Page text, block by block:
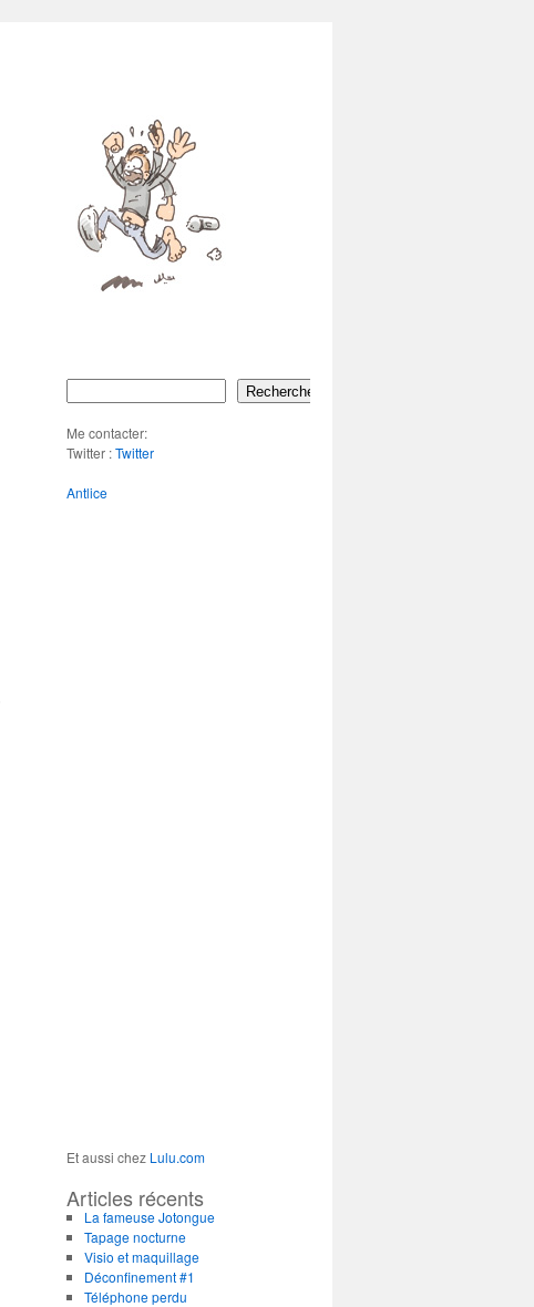
Rechercher
Me contacter:
Twitter :Twitter
Antlice
Et aussi chez Lulu.com
Articles récents
La fameuse Jotongue
Tapage nocturne
Visio et maquillage
Déconfinement #1
Téléphone perdu